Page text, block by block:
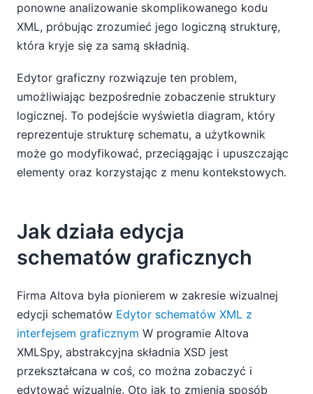
ponowne analizowanie skomplikowanego kodu
XML, próbując zrozumieć jego logiczną strukturę,
która kryje się za samą składnią.
Edytor graficzny rozwiązuje ten problem,
umożliwiając bezpośrednie zobaczenie struktury
logicznej. To podejście wyświetla diagram, który
reprezentuje strukturę schematu, a użytkownik
może go modyfikować, przeciągając i upuszczając
elementy oraz korzystając z menu kontekstowych.
Jak działa edycja
schematów graficznych
Firma Altova była pionierem w zakresie wizualnej
edycji schematów Edytor schematów XML z
interfejsem graficznym W programie Altova
XMLSpy, abstrakcyjna składnia XSD jest
przekształcana w coś, co można zobaczyć i
edytować wizualnie. Oto jak to zmienia sposób